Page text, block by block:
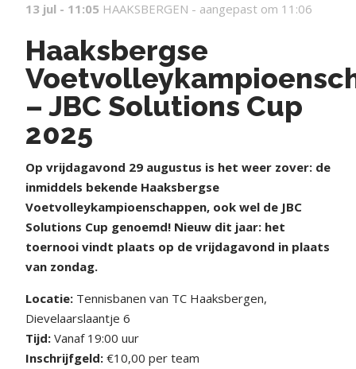
13 jul - 11:05 HAAKSBERGEN - aangepast om 11:06
Haaksbergse
– JBC Solutions Cup
2025
Op vrijdagavond 29 augustus is het weer zover: de
inmiddels bekende Haaksbergse
Voetvolleykampioenschappen, ook wel de JBC
Solutions Cup genoemd! Nieuw dit jaar: het
toernooi vindt plaats op de vrijdagavond in plaats
van zondag.
Locatie: Tennisbanen van TC Haaksbergen,
Dievelaarslaantje 6
Tijd: Vanaf 19:00 uur
Inschrijfgeld: €10,00 per team